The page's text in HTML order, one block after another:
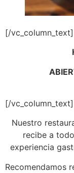
[/
[/
Nuestro
recibe a
experiencia
Recomendamos